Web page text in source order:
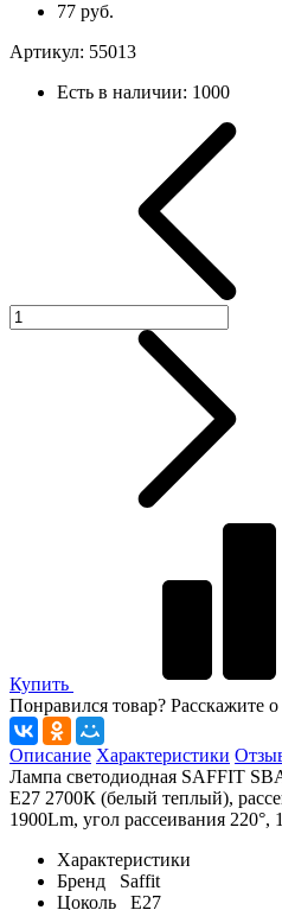
77 руб.
Артикул: 55013
Есть в наличии: 1000
Купить
Понравился товар? Расскажите
Описание Характеристики
Лампа светодиодная SAFFIT
E27 2700К (белый теплый),
1900Lm, угол рассеивания 220°,
Характеристики
Бренд
Saffit
Цоколь
E27